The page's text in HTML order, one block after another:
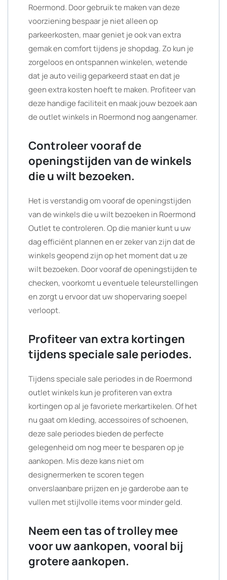
Roermond. Door gebruik te maken van deze
voorziening bespaar je niet alleen op
parkeerkosten, maar geniet je ook van extra
gemak en comfort tijdens je shopdag. Zo kun je
zorgeloos en ontspannen winkelen, wetende
dat je auto veilig geparkeerd staat en dat je
geen extra kosten hoeft te maken. Profiteer van
deze handige faciliteit en maak jouw bezoek aan
de outlet winkels in Roermond nog aangenamer.
Controleer vooraf de
openingstijden van de winkels
die u wilt bezoeken.
Het is verstandig om vooraf de openingstijden
van de winkels die u wilt bezoeken in Roermond
Outlet te controleren. Op die manier kunt u uw
dag efficiënt plannen en er zeker van zijn dat de
winkels geopend zijn op het moment dat u ze
wilt bezoeken. Door vooraf de openingstijden te
checken, voorkomt u eventuele teleurstellingen
en zorgt u ervoor dat uw shopervaring soepel
verloopt.
Profiteer van extra kortingen
tijdens speciale sale periodes.
Tijdens speciale sale periodes in de Roermond
outlet winkels kun je profiteren van extra
kortingen op al je favoriete merkartikelen. Of het
nu gaat om kleding, accessoires of schoenen,
deze sale periodes bieden de perfecte
gelegenheid om nog meer te besparen op je
aankopen. Mis deze kans niet om
designermerken te scoren tegen
onverslaanbare prijzen en je garderobe aan te
vullen met stijlvolle items voor minder geld.
Neem een tas of trolley mee
voor uw aankopen, vooral bij
grotere aankopen.